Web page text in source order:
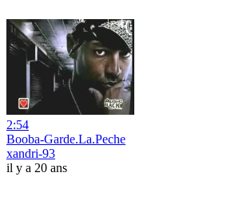
2:54
Booba-Garde.La.Peche
xandri-93
il y a 20 ans